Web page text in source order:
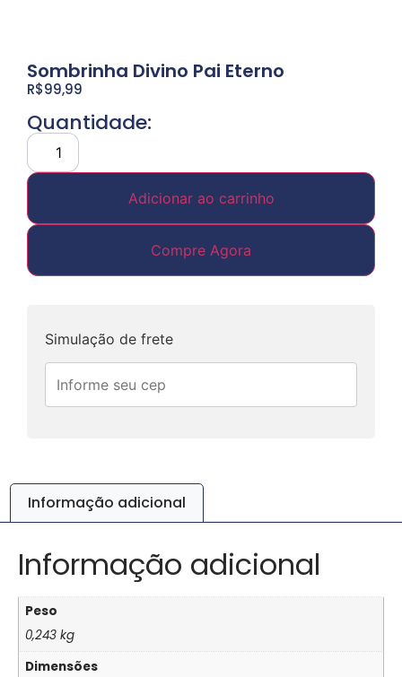
Sombrinha Divino Pai Eterno
R$99,99
Quantidade:
Adicionar ao carrinho
Compre Agora
Simulação de frete
Informação adicional
Informação adicional
Peso
0,243 kg
Dimensões